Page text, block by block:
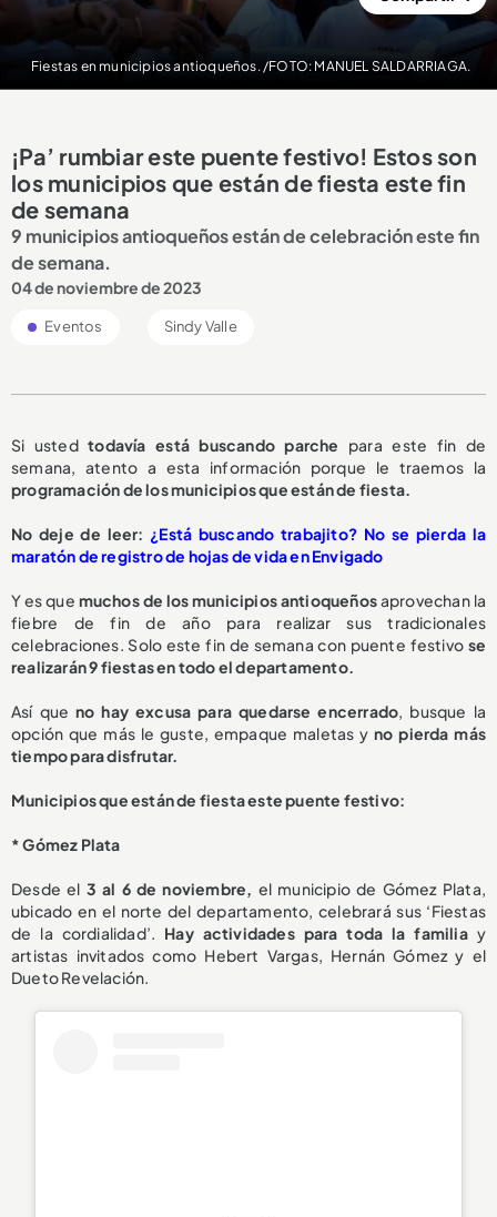
Fiestas en municipios antioqueños. /FOTO: MANUEL SALDARRIAGA.
¡Pa’ rumbiar este puente festivo! Estos son
los municipios que están de fiesta este fin
de semana
9 municipios antioqueños están de celebración este fin
de semana.
04 de noviembre de 2023
Eventos Sindy Valle
Si ustedtodavía está buscando parche para este fin de
semana, atento a esta información porque le traemos la
programación de los municipios que están de fiesta.
No deje de leer: ¿Está buscando trabajito? No se pierda la
maratón de registro de hojas de vida en Envigado
Y es que muchos de los municipios antioqueñosaprovechan la
fiebre de fin de año para realizar sus tradicionales
celebraciones. Solo este fin de semana con puente festivo se
realizarán9 fiestas en todo el departamento.
Así queno hay excusa para quedarse encerrado, busque la
opción que más le guste, empaque maletas yno pierda más
tiempo para disfrutar.
Municipios que están de fiesta este puente festivo:
* Gómez Plata
Desde el 3 al 6 de noviembre, el municipio de Gómez Plata,
ubicado en el norte del departamento, celebrará sus ‘Fiestas
de la cordialidad’. Hay actividades para toda la familiay
artistas invitados como Hebert Vargas, Hernán Gómez y el
Dueto Revelación.